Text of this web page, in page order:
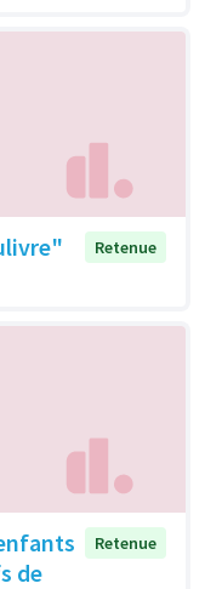
Retenue
de
Retenue